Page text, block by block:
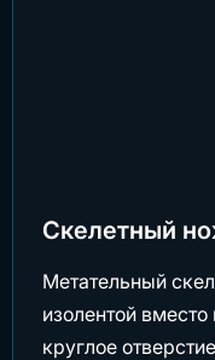
Скелетный
Метательный
изолентой
круглое